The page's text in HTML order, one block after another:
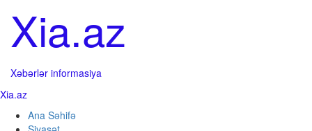
content
Xia.az
Xəbərlər informasiya
Primary
Xia.az
Ana Səhifə